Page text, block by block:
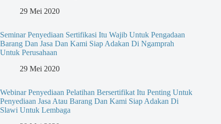
29 Mei 2020
Seminar Penyediaan Sertifikasi Itu Wajib Untuk Pengadaan
Barang Dan Jasa Dan Kami Siap Adakan Di Ngamprah
Untuk Perusahaan
29 Mei 2020
Webinar Penyediaan Pelatihan Bersertifikat Itu Penting Untuk
Penyediaan Jasa Atau Barang Dan Kami Siap Adakan Di
Slawi Untuk Lembaga